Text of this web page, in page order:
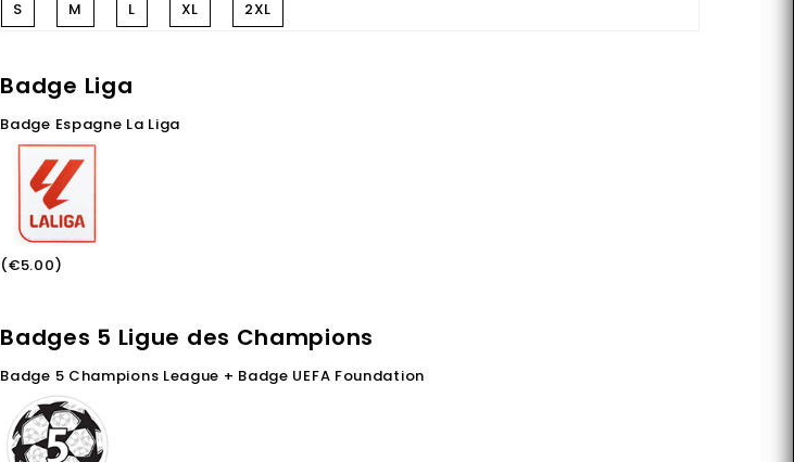
S
M L XL 2XL
Badge Liga
Badge Espagne La Liga
(€5.00)
Badges 5 Ligue des Champions
Badge 5 Champions League + Badge UEFA Foundation